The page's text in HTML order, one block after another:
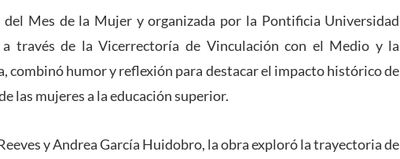
del Mes de la Mujer y organizada por la Pontificia Universidad
a través de la Vicerrectoría de Vinculación con el Medio y la
combinó humor y reflexión para destacar el impacto histórico de
las mujeres a la educación superior.
y Andrea García Huidobro, la obra exploró la trayectoria de